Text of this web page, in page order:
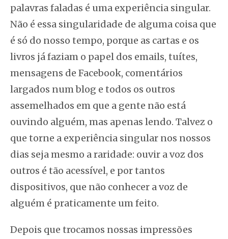
palavras faladas é uma experiência singular.
Não é essa singularidade de alguma coisa que
é só do nosso tempo, porque as cartas e os
livros já faziam o papel dos emails, tuítes,
mensagens de Facebook, comentários
largados num blog e todos os outros
assemelhados em que a gente não está
ouvindo alguém, mas apenas lendo. Talvez o
que torne a experiência singular nos nossos
dias seja mesmo a raridade: ouvir a voz dos
outros é tão acessível, e por tantos
dispositivos, que não conhecer a voz de
alguém é praticamente um feito.
Depois que trocamos nossas impressões